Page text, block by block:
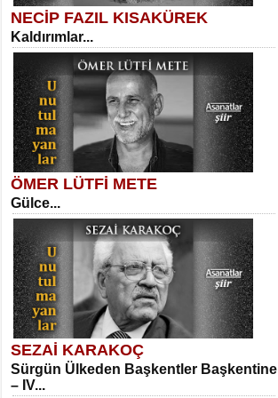
SELAHATTİN YILDIZ
İnsanın Zindanı...
MEHMET TAŞTAN
Vagon’da Bir Şairle...
SITKI CANEY
Oruçla Devrim ve Özgürlüğe…...
Kadir Ünal
Ayağıma Dolanan Yokuş...
Mehmet Çoban
Elmira...
NECİP FAZIL KISAKÜREK
Kaldırımlar...
ÖMER LÜTFİ METE
Gülce...
SEZAİ KARAKOÇ
Sürgün Ülkeden Başkentler Başkentine
– IV...